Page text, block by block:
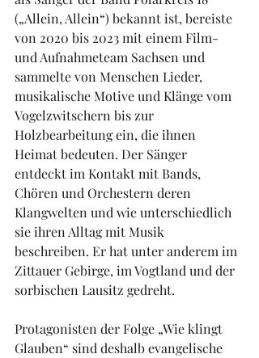
(„Allein, Allein“) bekannt ist, bereiste
von 2020 bis 2023 mit einem Film-
und Aufnahmeteam Sachsen und
sammelte von Menschen Lieder,
musikalische Motive und Klänge vom
Vogelzwitschern bis zur
Holzbearbeitung ein, die ihnen
Heimat bedeuten. Der Sänger
entdeckt im Kontakt mit Bands,
Chören und Orchestern deren
Klangwelten und wie unterschiedlich
sie ihren Alltag mit Musik
beschreiben. Er hat unter anderem im
Zittauer Gebirge, im Vogtland und der
sorbischen Lausitz gedreht.
Protagonisten der Folge „Wie klingt
Glauben“ sind deshalb evangelische